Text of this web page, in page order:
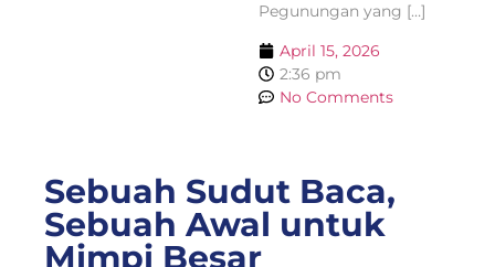
Pegunungan yang […]
April 15, 2026
2:36 pm
No Comments
Sebuah Sudut Baca,
Sebuah Awal untuk
Mimpi Besar